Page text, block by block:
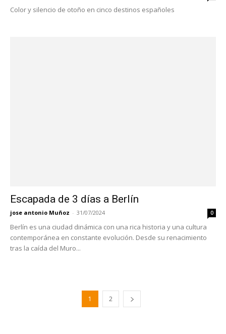
Color y silencio de otoño en cinco destinos españoles
Escapada de 3 días a Berlín
jose antonio Muñoz - 31/07/2024 0
Berlín es una ciudad dinámica con una rica historia y una cultura
contemporánea en constante evolución. Desde su renacimiento
tras la caída del Muro...
1 2